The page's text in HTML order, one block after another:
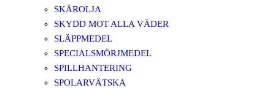
SKÄROLJA
SKYDD MOT ALLA VÄDER
SLÄPPMEDEL
SPECIALSMÖRJMEDEL
SPILLHANTERING
SPOLARVÄTSKA